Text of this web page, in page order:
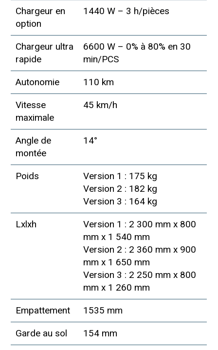
Chargeur en
option
1440 W – 3 h/pièces
Chargeur ultra
rapide
6600 W – 0% à 80% en 30
min/PCS
Autonomie 110 km
Vitesse
maximale
45 km/h
Angle de
montée
14°
Poids
Version 1 : 175 kg
Version 2 : 182 kg
Version 3 : 164 kg
Lxlxh
Version 1 : 2 300 mm x 800
mm x 1 540 mm
Version 2 : 2 360 mm x 900
mm x 1 650 mm
Version 3 : 2 250 mm x 800
mm x 1 260 mm
Empattement 1535 mm
Garde au sol 154 mm